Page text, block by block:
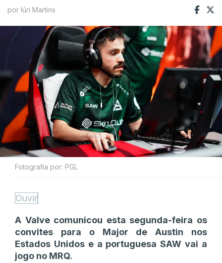
por Iúri Martins
Fotografia por: PGL
Ouvir
A Valve comunicou esta segunda-feira os
convites para o Major de Austin nos
Estados Unidos e a portuguesa SAW vai a
jogo no MRQ.